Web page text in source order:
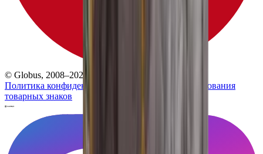
© Globus, 2008–2026
Политика конфиденциальности
Политика использования
товарных знаков